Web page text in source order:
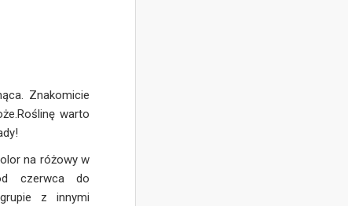
Znakomicie
warto
na różowy w
czerwca do
z innymi